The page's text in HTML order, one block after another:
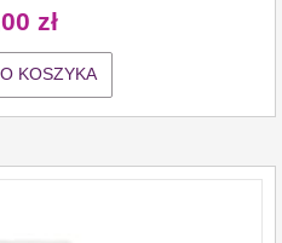
zł
KOSZYKA